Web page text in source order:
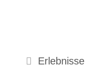
Kategorien
Erlebnisse